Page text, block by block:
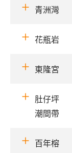
青洲灣
花瓶岩
東隆宮
肚仔坪
潮間帶
百年榕